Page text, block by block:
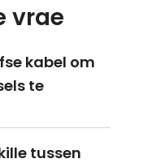
vrae
kabel om
te
tussen